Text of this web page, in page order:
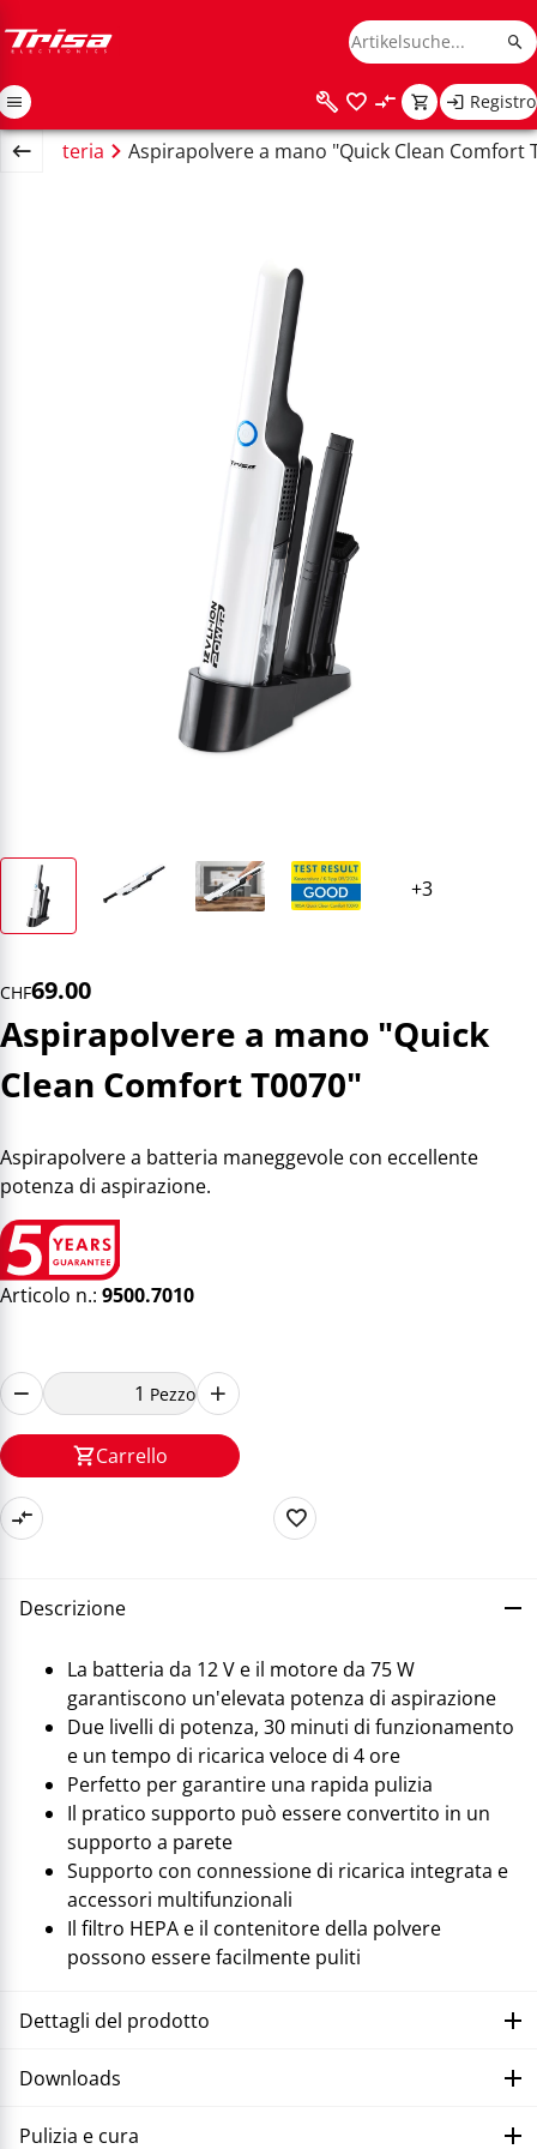
Registro
batteria Aspirapolvere a mano "Quick Clean Comfort
CHF69.00
Aspirapolvere a mano "Quick
Clean Comfort T0070"
Aspirapolvere a batteria maneggevole con eccellente
potenza di aspirazione.
Articolo n.: 9500.7010
Pezzo
Carrello
Descrizione
La batteria da 12 V e il motore da 75 W
garantiscono un'elevata potenza di aspirazione
Due livelli di potenza, 30 minuti di funzionamento
e un tempo di ricarica veloce di 4 ore
Perfetto per garantire una rapida pulizia
Il pratico supporto può essere convertito in un
supporto a parete
Supporto con connessione di ricarica integrata e
accessori multifunzionali
Il filtro HEPA e il contenitore della polvere
possono essere facilmente puliti
Dettagli del prodotto
Downloads
Pulizia e cura